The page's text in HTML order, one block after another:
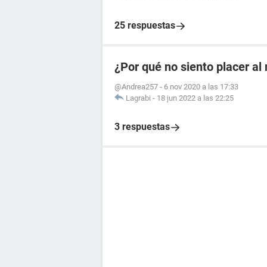
25 respuestas
¿Por qué no siento placer al
@Andrea257 - 6 nov 2020 a las 17:33
Lagrabi - 18 jun 2022 a las 22:25
3 respuestas